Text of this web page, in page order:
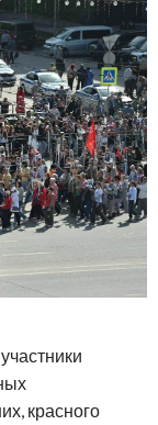
красного